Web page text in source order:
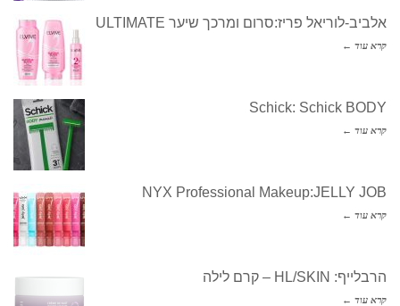
אלביב-לוריאל פריז:סרום ומרכך שיער ULTIMATE
קרא עוד ←
Schick: Schick BODY
קרא עוד ←
NYX Professional Makeup:JELLY JOB
קרא עוד ←
הרבלייף: HL/SKIN – קרם לילה
קרא עוד ←